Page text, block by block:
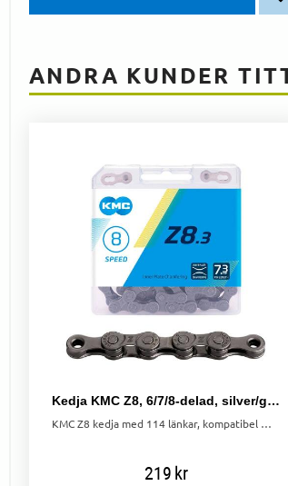
ANDRA KUNDER
Kedja KMC Z8, 6/7/8-delad, silver/grå, 114L
KMC Z8 kedja med 114 länkar, kompatibel med 6/7/8-delade system. Halvt nickelpläterad för ökad hållbarhet. Kedjelås ingår.
219kr